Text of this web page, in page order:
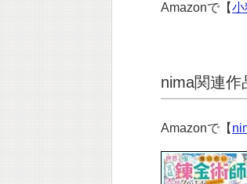
Amazonで【小
nima関連作
Amazonで【